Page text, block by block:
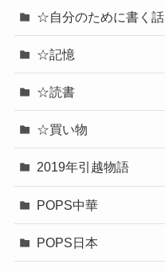
☆自分のために書く話
☆記憶
☆読書
☆買い物
2019年引越物語
POPS中華
POPS日本